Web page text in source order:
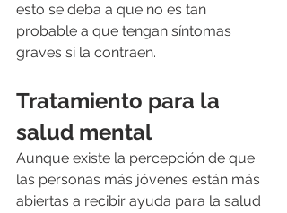
esto se deba a que no es tan
probable a que tengan síntomas
graves si la contraen.
Tratamiento para la
salud mental
Aunque existe la percepción de que
las personas más jóvenes están más
abiertas a recibir ayuda para la salud